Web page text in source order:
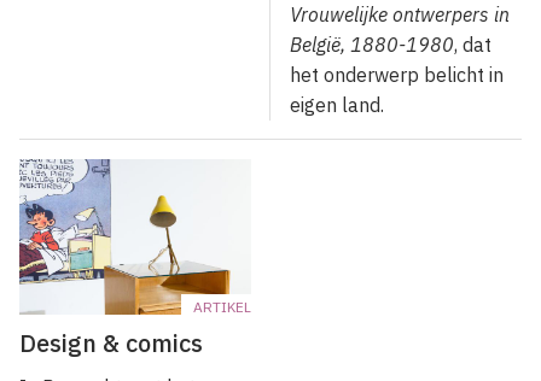
Vrouwelijke ontwerpers in
België, 1880-1980, dat
het onderwerp belicht in
eigen land.
ARTIKEL
Design & comics